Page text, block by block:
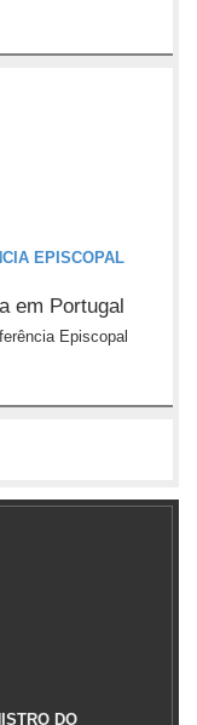
EPISCOPAL
em Portugal
Episcopal
DO